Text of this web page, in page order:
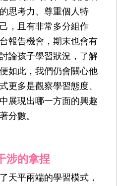
思考力、尊重個人特
，且有非常多分組作
報告機會，期末也會有
論孩子學習狀況，了解
如此，我們仍會關心他
更多是觀察學習態度、
展現出哪一方面的興趣
分數。
涉的拿捏
天平兩端的學習模式，